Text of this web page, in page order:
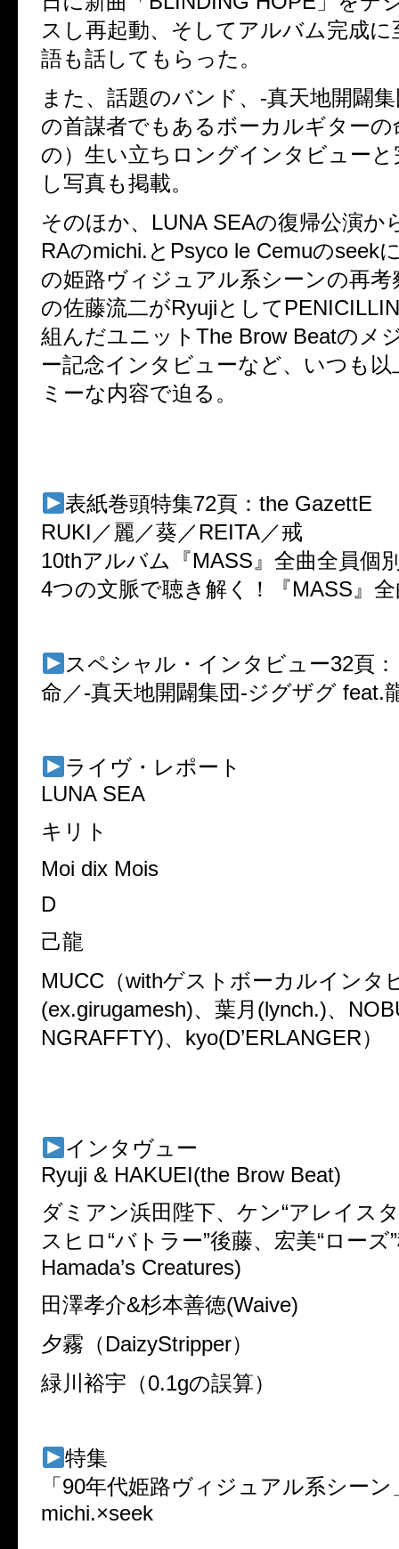
スし再起動、そしてアルバム完成
語も話してもらった。
また、話題のバンド、-真天地開闢
の首謀者でもあるボーカルギターの
の）生い立ちロングインタビュー
し写真も掲載。
そのほか、LUNA SEAの復帰公演か
RAのmichi.とPsyco le Cemuのseek
の姫路ヴィジュアル系シーンの再考
の佐藤流二がRyujiとして
組んだユニットThe Brow Beatのメ
ー記念インタビューなど、いつも
ミーな内容で迫る。
表紙巻頭特集72頁：the GazettE
RUKI／麗／葵／REITA／戒
10thアルバム『MASS』全曲全員個
4つの文脈で聴き解く！『MASS』
スペシャル・インタビュー32頁：
命／-真天地開闢集団-ジグザグ feat.
ライヴ・レポート
LUNA SEA
キリト
Moi dix Mois
D
己龍
MUCC（withゲストボーカルインタ
(ex.girugamesh)、葉月(lynch.)、
NGRAFFTY)、kyo(D’ERLANGER）
インタヴュー
Ryuji & HAKUEI(the Brow Beat)
ダミアン浜田陛下、ケン“アレイス
スヒロ“バトラー”後藤、宏美“ローズ
Hamada’s Creatures)
田澤孝介&杉本善徳(Waive)
夕霧（DaizyStripper）
緑川裕宇（0.1gの誤算）
特集
「90年代姫路ヴィジュアル系シーン
michi.×seek